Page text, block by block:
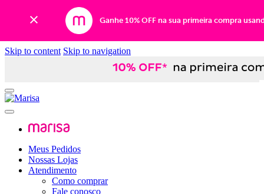
Ganhe 10% OFF na sua primeira compra
Skip to content Skip to navigation
Meus Pedidos
Nossas Lojas
Atendimento
Como comprar
Fale conosco